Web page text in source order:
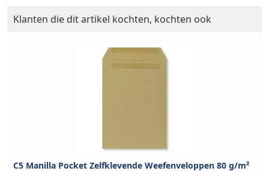
Klanten die dit artikel kochten, kochten ook
C5 Manilla Pocket Zelfklevende Weefenveloppen 80 g/m²